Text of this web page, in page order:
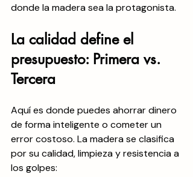
donde la madera sea la protagonista.
La calidad define el
presupuesto: Primera vs.
Tercera
Aquí es donde puedes ahorrar dinero
de forma inteligente o cometer un
error costoso. La madera se clasifica
por su calidad, limpieza y resistencia a
los golpes: